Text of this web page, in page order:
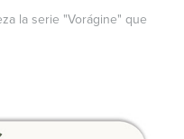
la serie "Vorágine" que